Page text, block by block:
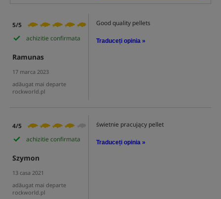
5/5
achizitie confirmata
Ramunas
17 marca 2023
adăugat mai departe
rockworld.pl
Good quality pellets
Traduceți opinia »
4/5
achizitie confirmata
Szymon
13 casa 2021
adăugat mai departe
rockworld.pl
świetnie pracujący pellet
Traduceți opinia »